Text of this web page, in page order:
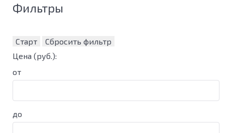
Фильтры
Старт
Сбросить фильтр
Цена (руб.):
от
до